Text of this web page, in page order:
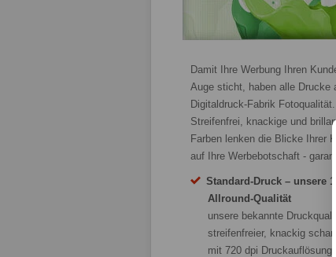
Damit Ihre Werbung Ihren
Auge sticht, haben alle Drucke
Digitaldruck-Fabrik Fotoqualität.
Streifenfrei, knackige und
Farben lenken die Blicke Ihrer
auf Ihre Werbebotschaft -
Standard-Druck – unsere 1A
Allround-Qualität
unsere bekannte
streifenfreier, knackig
mit 720 dpi Druckauflösung